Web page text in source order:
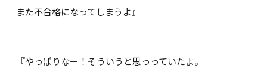
また不合格になってしまうよ』
『やっぱりなー！そういうと思っっていたよ。